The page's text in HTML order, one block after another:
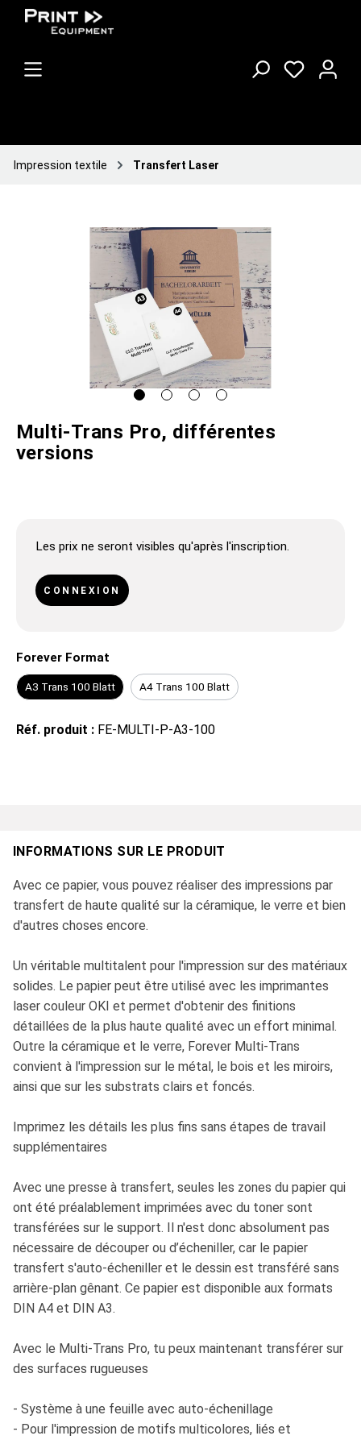
Impression textile Transfert Laser
Multi-Trans Pro, différentes
versions
Les prix ne seront visibles qu'après l'inscription.
CONNEXION
Forever Format
A3 Trans 100 Blatt A4 Trans 100 Blatt
Réf. produit : FE-MULTI-P-A3-100
INFORMATIONS SUR LE PRODUIT
Avec ce papier, vous pouvez réaliser des impressions par
transfert de haute qualité sur la céramique, le verre et bien
d'autres choses encore.
Un véritable multitalent pour l'impression sur des matériaux
solides. Le papier peut être utilisé avec les imprimantes
laser couleur OKI et permet d'obtenir des finitions
détaillées de la plus haute qualité avec un effort minimal.
Outre la céramique et le verre, Forever Multi-Trans
convient à l'impression sur le métal, le bois et les miroirs,
ainsi que sur les substrats clairs et foncés.
Imprimez les détails les plus fins sans étapes de travail
supplémentaires
Avec une presse à transfert, seules les zones du papier qui
ont été préalablement imprimées avec du toner sont
transférées sur le support. Il n'est donc absolument pas
nécessaire de découper ou d’écheniller, car le papier
transfert s'auto-écheniller et le dessin est transféré sans
arrière-plan gênant. Ce papier est disponible aux formats
DIN A4 et DIN A3.
Avec le Multi-Trans Pro, tu peux maintenant transférer sur
des surfaces rugueuses
- Système à une feuille avec auto-échenillage
- Pour l'impression de motifs multicolores, liés et